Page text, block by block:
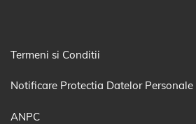
Termeni si Conditii
Notificare Protectia Datelor Personale
ANPC